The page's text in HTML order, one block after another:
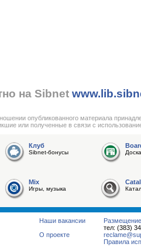
на Sibnet
опубликованного материала
или полученные в связи с
Клуб
Sibnet-бонусы
Mix
Игры, музыка
тел: (383)
Правила
Наши вакансии
О проекте